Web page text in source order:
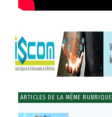
ARTICLES DE LA MÊME RUBRIQUE